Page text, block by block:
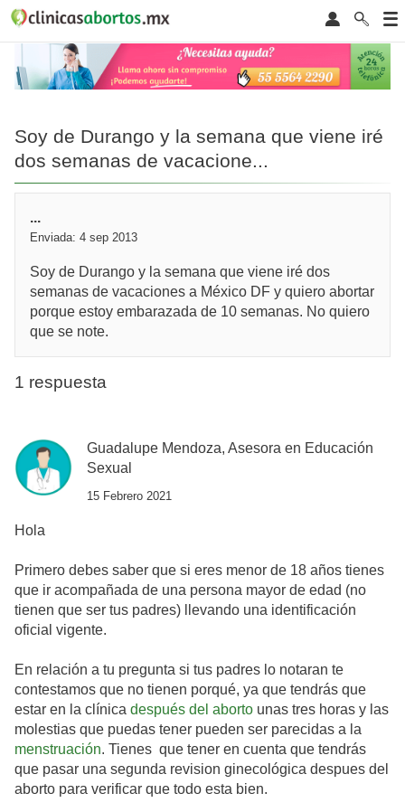
Soy de Durango y la semana que viene iré
dos semanas de vacacione...
...
Enviada: 4 sep 2013
Soy de Durango y la semana que viene iré dos
semanas de vacaciones a México DF y quiero abortar
porque estoy embarazada de 10 semanas. No quiero
que se note.
1 respuesta
Guadalupe Mendoza, Asesora en Educación
Sexual
15 Febrero 2021
Hola
Primero debes saber que si eres menor de 18 años tienes
que ir acompañada de una persona mayor de edad (no
tienen que ser tus padres) llevando una identificación
oficial vigente.
En relación a tu pregunta si tus padres lo notaran te
contestamos que no tienen porqué, ya que tendrás que
estar en la clínica después del aborto unas tres horas y las
molestias que puedas tener pueden ser parecidas a la
menstruación. Tienes que tener en cuenta que tendrás
que pasar una segunda revision ginecológica despues del
aborto para verificar que todo esta bien.